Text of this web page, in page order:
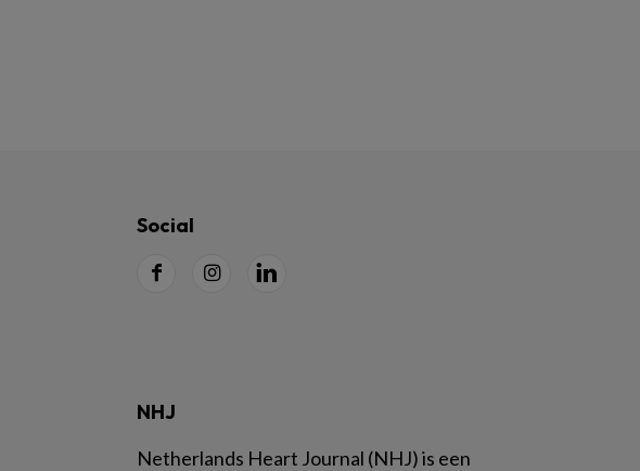
Social
NHJ
Netherlands Heart Journal (NHJ) is een